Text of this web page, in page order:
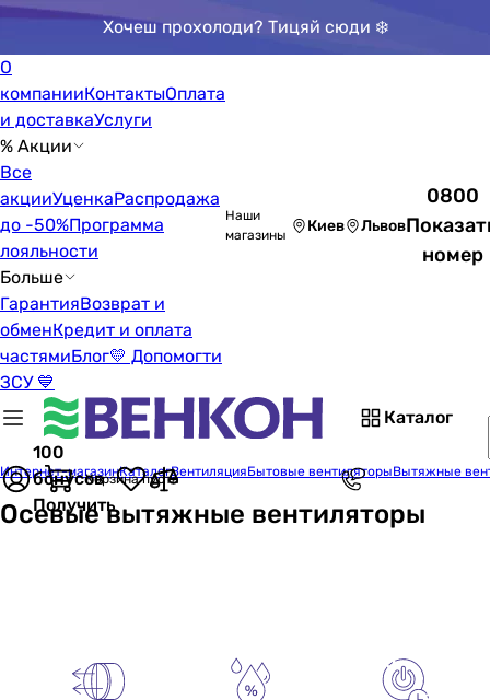
Хочеш прохолоди? Тицяй сюди ❄️
О
компанииКонтактыОплата
и доставкаУслуги
% Акции
Все
акцииУценкаРаспродажа
до -50%Программа
лояльности
Больше
ГарантияВозврат и
обменКредит и оплата
частямиБлог💛 Допомогти
ЗСУ 💙
Наши
магазины
Киев Львов
0800
номер
Каталог
100
бонусов
Получить
Корзина пуста
Интернет-магазинКаталогВентиляцияБытовые вентиляторыВытяжные
Осевые вытяжные вентиляторы